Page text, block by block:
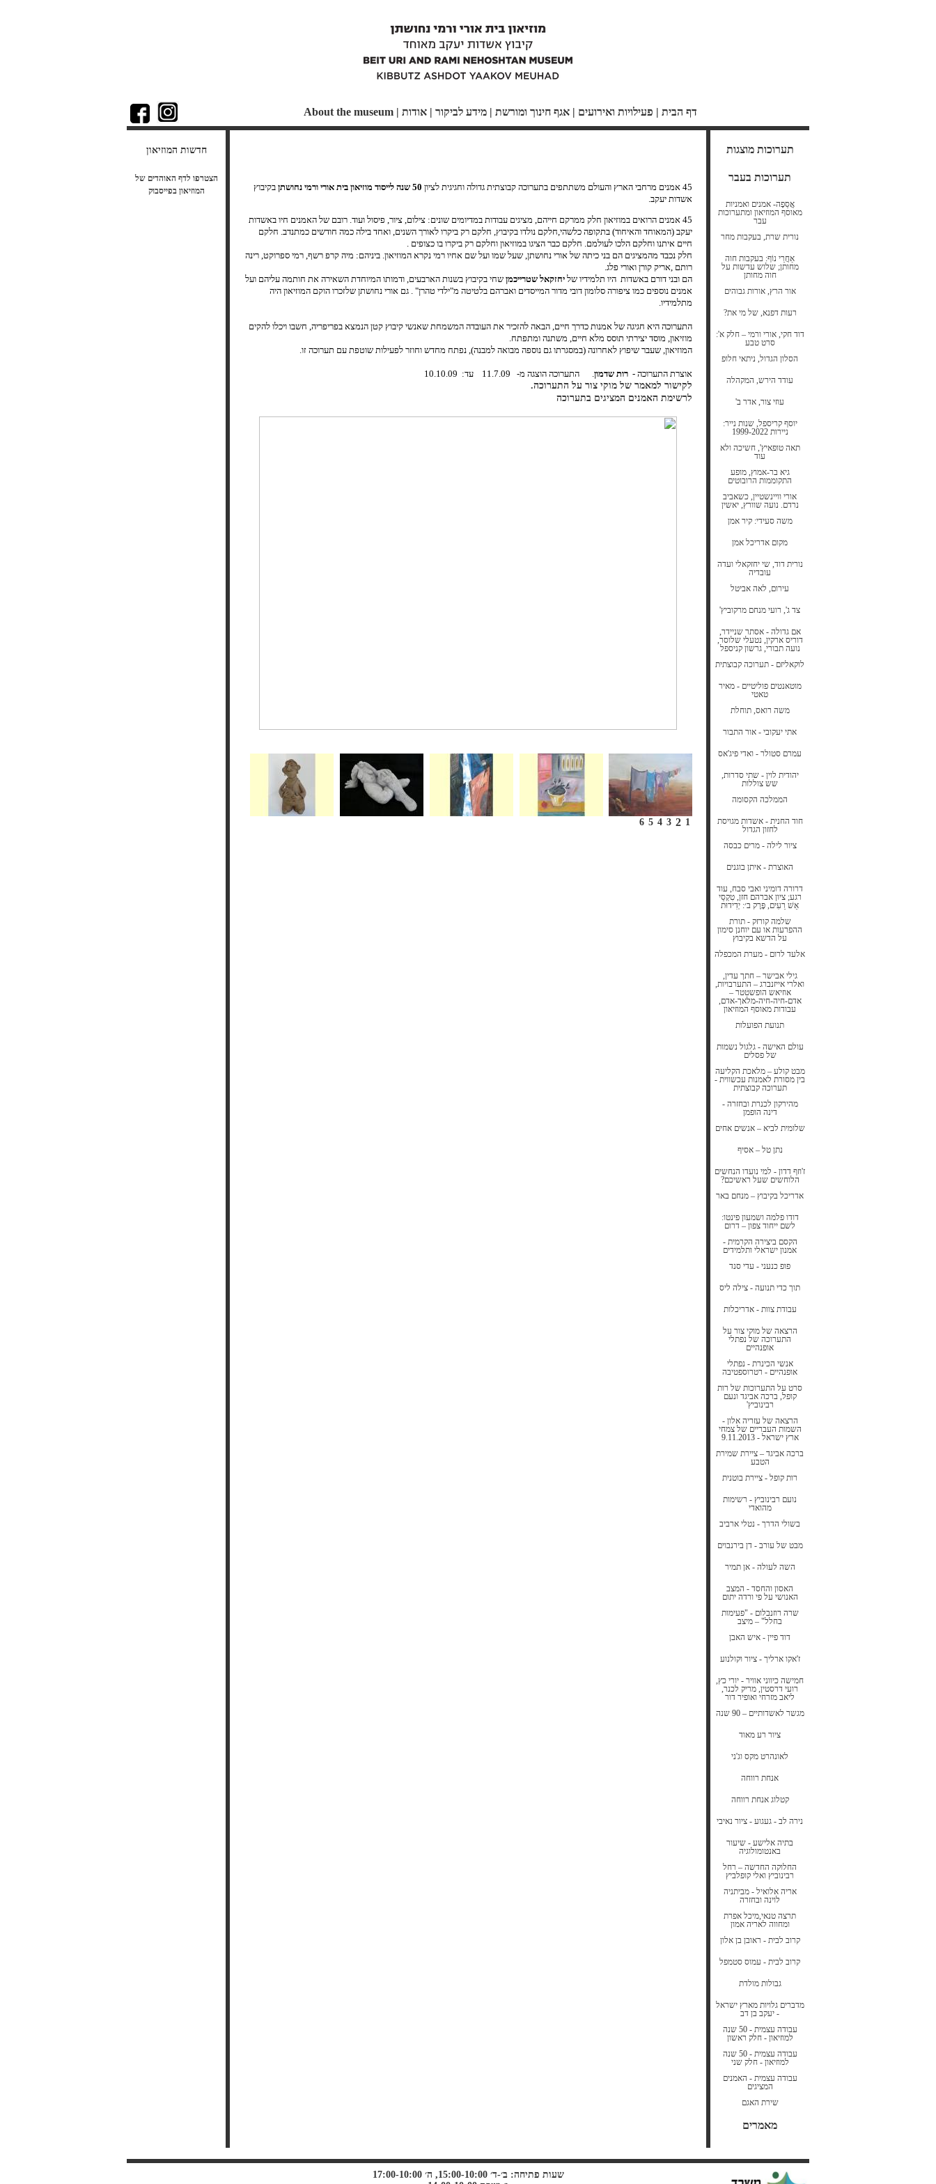
דף הבית | פעילויות ואירועים | אגף חינוך ומורשת | מידע לביקור | אודות |
About the museum
חדשות המוזיאון
הצטרפו לדף האוהדים של
המוזיאון בפייסבוק
45 אמנים מרחבי הארץ והעולם משתתפים בתערוכה קבוצתית גדולה וחגיגית לציון 50 שנה לייסוד מוזיאון בית אורי ורמי נחושתן
בקיבוץ
אשדות יעקב.
45 אמנים הרואים במוזיאון חלק ממרקם חייהם, מציגים עבודות במדיומים שונים: צילום, ציור, פיסול ועוד. רובם של האמנים חיו באשדות
יעקב (המאוחד והאיחוד) בתקופה כלשהי,חלקם נולדו בקיבוץ, חלקם רק ביקרו לאורך השנים, ואחד בילה כמה חודשים כמתנדב. חלקם
חיים איתנו וחלקם הלכו לעולמם. חלקם כבר הציגו במוזיאון וחלקם רק ביקרו בו כצופים .
חלק נכבד מהמציגים הם בני כיתה של אורי נחושתן, שעל שמו ועל שם אחיו רמי נקרא המוזיאון. ביניהם: מיה קרפ רשף, רמי ספרוקט, רינה
רותם ,אריק קורן ואורי פלג.
הם ובני דורם באשדות היו תלמידיו של יחזקאל שטרייכמן שחי בקיבוץ בשנות הארבעים, ודמותו המיוחדת השאירה את חותמה עליהם ועל
אמנים נוספים כמו ציפורה סלומון דובי מדור המייסדים ואברהם בלטיטה מ"ילדי טהרן" . גם אורי נחושתן שלזכרו הוקם המוזיאון היה
מתלמידיו.
התערוכה היא חגיגה של אמנות כדרך חיים, הבאה להזכיר את העובדה המשמחת שאנשי קיבוץ קטן הנמצא בפריפריה, חשבו ויכלו להקים
מוזיאון, מוסד יצירתי תוסס מלא חיים, משתנה ומתפתח.
המוזיאון, שעבר שיפוץ לאחרונה (במסגרתו גם נוספה מבואה למבנה), נפתח מחדש וחוזר לפעילות שוטפת עם תערוכה זו.
אוצרת התערוכה - רות שדמון. התערוכה הוצגה מ- 11.7.09
עד: 10.10.09
לקישור למאמר של מוקי צור על התערוכה.
לרשימת האמנים המציגים בתערוכה
1
2
3
4
5
6
תערוכות מוצגות
תערוכות בעבר
אֲסֵפָה- אמנים ואמניות
מאוסף המוזיאון ומתערוכות
עבר
נורית שרת, בעקבות מחר
אַחֲרֵי נוֹף: בעקבות חוה
מחותן; שלוש עדשות על
חוה מחותן
אור הרץ, אורות גבוהים
רעות דפנא, של מי את?
דוד חקי, אורי ורמי – חלק א':
סרט טבע
הסלון הגדול, ניתאי חלופ
עודד הירש, המקהלה
עוזי צור, אדר ב'
יוסף קריספל, שנות נייר:
ניירות 1999-2022
תאה טופאיץ', חשיכה ולא
עוד
גיא בר-אמוץ, מופע
התקוממות הרובוטים
אורי וויינשטיין, כשאביב
נרדם. נועה שוורץ, יאשין
משה סעידי: קיר אמן
מקום אדריכל אמן
נורית דוד, שי יחזקאלי ועדה
עובדיה
עירום, לאה אביטל
צד ג', רועי מנחם מרקוביץ'
אם גדולה - אסתר שניידר,
דוריס ארקין, נטעלי שלוסר,
נועה תבורי, גרשון קניספל
לוקאליזם - תערוכה קבוצתית
מוטאנטים פוליטיים - מאיר
טאטי
משה רואס, תוחלת
אתי יעקובי - אור התבור
עמרם סטולר - ואדי פיג'אס
יהודית לוין - שתי סדרות,
שש צוללות
הממלכה הקסומה
חוד החנית - אשדות מגויסת
לחזון הגדול
ציור לילה - מרים כבסה
האוצרת - איתן בוגנים
דרורה דומיני ואבי סבח, עוד
רגע; ציון אברהם חזן, טִקְסֵי
אֵשׁ רֵעִים, פֶּרֶק ב׳: יְדִידוּת
שלמה קורזק - תורת
ההפרעות או עם יוחנן סימון
על הדשא בקיבוץ
אלעד לרום - מערת המכפלה
גילי אבישר – חתך עדין,
ואלרי אייזנברג – התערבויות,
אוזיאש הופשטטר –
אדם-חיה-חיה-מלאך-אדם,
עבודות מאוסף המוזיאון
תנועת הפועלות
עולם האישה - גלגול נשמות
של פסלים
מבט קולע – מלאכת הקליעה
בין מסורת לאמנות עכשווית -
תערוכה קבוצתית
מהירקון לכנרת ובחזרה -
דינה הופמן
שלומית לביא – אנשים אחים
נתן טל – אסיף
ז'וזף דדון - למי נועדו הנחשים
הלוחשים שעל ראשיכם?
אדריכל בקיבוץ – מנחם באר
דודו פלמה ושמעון פינטו:
לשם ייחוד צפון – דרום
הקסם ביצירה הקרמית -
אמנון ישראלי ותלמידים
פופ כנעני - עדי סנד
תוך כדי תנועה - צילה ליס
עבודת צוות - אדריכלות
הרצאה של מוקי צור על
התערוכה של נפתלי
אופנהיים
אנשי הכינרת - נפתלי
אופנהיים - רטרוספטיבה
סרט על התערוכות של רות
קופל, ברכה אביגד ונעם
רבינוביץ'
הרצאה של עזריה אלון -
השמות העבריים של צמחי
ארץ ישראל - 9.11.2013
ברכה אביגד – ציירת שמירת
הטבע
רות קופל - ציירת בוטנית
נועם רבינוביץ - רשימות
מהואדי
בשולי הדרך - נטלי ארביב
מבט של עורב - דן בירנבוים
השה לעולה - אן תמיר
האסון והחסד - המצב
האנושי על פי ורדה יתום
שרה רוזנבלום - "פעימות
בחלל" – מיצב
דוד פיין - איש האבן
ז'אקו ארליך - ציור וקולנוע
חמישה כיווני אוויר - יורי כץ,
רועי דרסטין, מריק לכנר,
ליאב מזרחי ואופיר דור
מגשר לאשדותיים – 90 שנה
ציור רע מאוד
לאונהרט מקס וג'ני
אנחת רווחה
קטלוג אנחת רווחה
נירה לב - געגוע - ציור נאיבי
בתיה אלישע - שיעור
באנטומולוגיה
החלוקה החדשה – רחל
רבינוביץ ואלי קופלביץ
אריה אלואיל - מביתניה
לוינה ובחזרה
תרצה טנאי,מיכל אפרת
ומחווה לאריה אמון
קרוב לבית - ראובן בן אלון
קרוב לבית - עמוס סטמפל
גבולות מולדת
מדברים גלויות מארץ ישראל
- יעקב בן דב
עבודה עצמית - 50 שנה
למוזיאון - חלק ראשון
עבודה עצמית - 50 שנה
למוזיאון - חלק שני
עבודה עצמית - האמנים
המציגים
שירת האגם
מאמרים
שעות פתיחה: ב׳-ד׳ 15:00-10:00, ה׳ 17:00-10:00